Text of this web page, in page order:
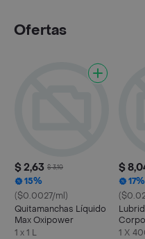
Ofertas
$ 2,63 $ 3,10
15%
($0.0027/ml)
Quitamanchas Líquido
Max Oxipower
1 x 1 L
$
17%
1 X